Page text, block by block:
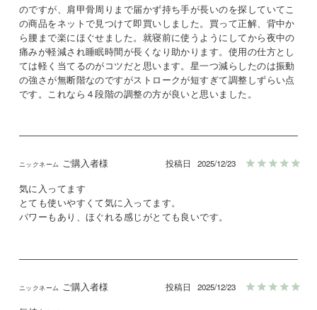
のですが、肩甲骨周りまで届かず持ち手が長いのを探していてこ
の商品をネットで見つけて即買いしました。買って正解、背中か
ら腰まで楽にほぐせました。就寝前に使うようにしてから夜中の
痛みが軽減され睡眠時間が長くなり助かります。使用の仕方とし
ては軽く当てるのがコツだと思います。星一つ減らしたのは振動
の強さが無断階なのですがストロークが短すぎて調整しずらい点
です。これなら４段階の調整の方が良いと思いました。
ご購入者様 投稿日 2025/12/23
気に入ってます
とても使いやすくて気に入ってます。
パワーもあり、ほぐれる感じがとても良いです。
ご購入者様 投稿日 2025/12/23